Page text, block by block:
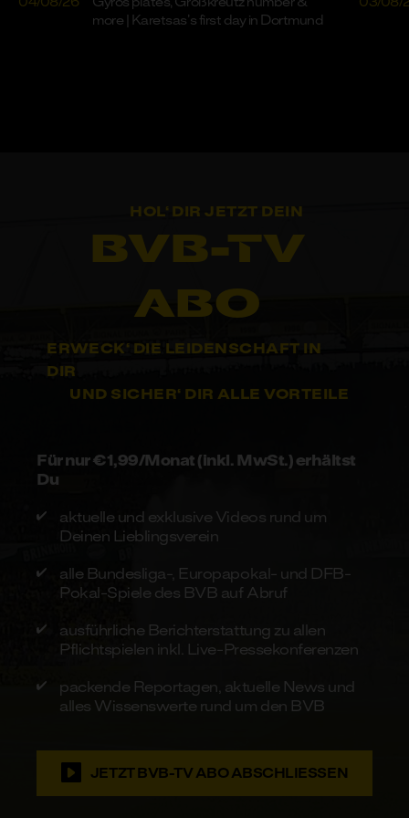
more | Karetsas’s first day in Dortmund
HOL‘ DIR JETZT DEIN
BVB-TV
ABO
ERWECK‘ DIE LEIDENSCHAFT IN
DIR
UND SICHER‘ DIR ALLE VORTEILE
Für nur €1,99/Monat (inkl. MwSt.) erhältst
Du
aktuelle und exklusive Videos rund um
Deinen Lieblingsverein
alle Bundesliga-, Europapokal- und DFB-
Pokal-Spiele des BVB auf Abruf
ausführliche Berichterstattung zu allen
Pflichtspielen inkl. Live-Pressekonferenzen
packende Reportagen, aktuelle News und
alles Wissenswerte rund um den BVB
JETZT BVB-TV ABO ABSCHLIESSEN